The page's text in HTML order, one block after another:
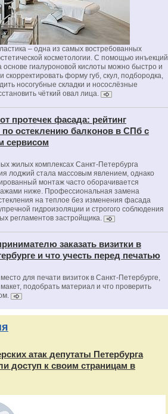
– одна из самых востребованных
косметологии. С помощью инъекций
гиалуроновой кислоты можно быстро и
скорректировать форму губ, скул, подбородка,
носогубные складки и носослёзные
чёткий овал лица.
протечек фасада: рейтинг
по остеклению балконов в СПб с
сервисом
жилых комплексах Санкт-Петербурга
лоджий стала массовым явлением, однако
монтаж часто оборачивается
ниже. Профессиональная замена
на теплое без изменения фасада
гидроизоляции и строгого соблюдения
регламентов застройщика.
заказать визитки в
и что учесть перед печатью
для печати визиток в Санкт-Петербурге,
макет, подобрать материал и что проверить
атак депутаты Петербурга
доступ к своим страницам в